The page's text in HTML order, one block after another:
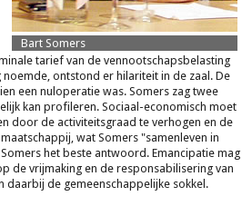
Bart Somers
tarief van de vennootschapsbelasting
ontstond er hilariteit in de zaal. De
een nuloperatie was. Somers zag twee
kan profileren. Sociaal-economisch moet
door de activiteitsgraad te verhogen en de
wat Somers "samenleven in
het beste antwoord. Emancipatie mag
de vrijmaking en de responsabilisering van
daarbij de gemeenschappelijke sokkel.